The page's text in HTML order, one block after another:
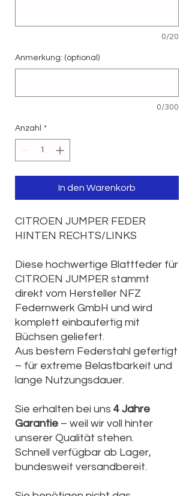
0/20
Anmerkung: (optional)
0/300
Anzahl *
In den Warenkorb
CITROEN JUMPER FEDER
HINTEN RECHTS/LINKS
Diese hochwertige Blattfeder für
CITROEN JUMPER stammt
direkt vom Hersteller NFZ
Federnwerk GmbH und wird
komplett einbaufertig mit
Büchsen geliefert.
Aus bestem Federstahl gefertigt
– für extreme Belastbarkeit und
lange Nutzungsdauer.
Sie erhalten bei uns 4 Jahre
Garantie – weil wir voll hinter
unserer Qualität stehen.
Schnell verfügbar ab Lager,
bundesweit versandbereit.